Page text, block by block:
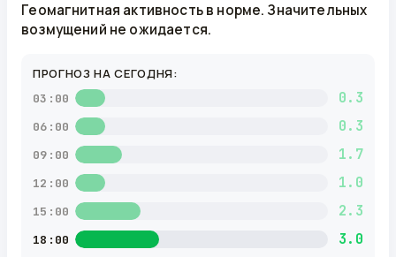
Геомагнитная активность в норме. Значительных
возмущений не ожидается.
ПРОГНОЗ НА СЕГОДНЯ:
03:00 0.3
06:00 0.3
09:00 1.7
12:00 1.0
15:00 2.3
18:00 3.0